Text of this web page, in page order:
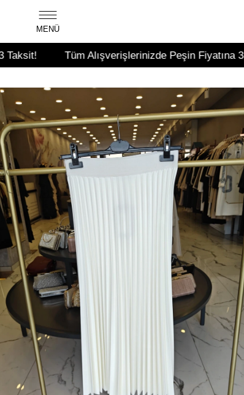
Tüm Alışverişlerinizde Peşin Fiyatına 3 Taksit!
MENÜ